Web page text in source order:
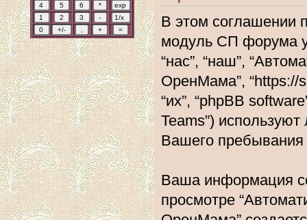
В этом соглашении
модуль СП форума
“нас”, “наш”,
ОренМама”, “https://
“их”, “phpBB
Teams”)
Вашего
Ваша информация
просмотре